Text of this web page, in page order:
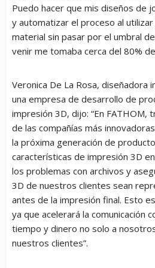
Puedo hacer que mis diseños de
y automatizar el proceso al
material sin pasar por el umbral
venir me tomaba cerca del 80%
Veronica De La Rosa, diseñadora
una empresa de desarrollo de
impresión 3D, dijo: “En FATHOM,
de las compañías más
la próxima generación de
características de impresión 3D
los problemas con archivos y
3D de nuestros clientes sean
antes de la impresión final. Esto
ya que acelerará la comunicación
tiempo y dinero no solo a
nuestros clientes”.